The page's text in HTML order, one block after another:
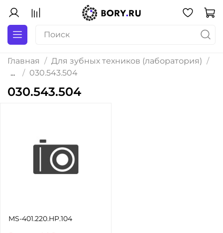
Главная
Для зубных техников (лаборатория)
...
030.543.504
030.543.504
MS-401.220.HP.104